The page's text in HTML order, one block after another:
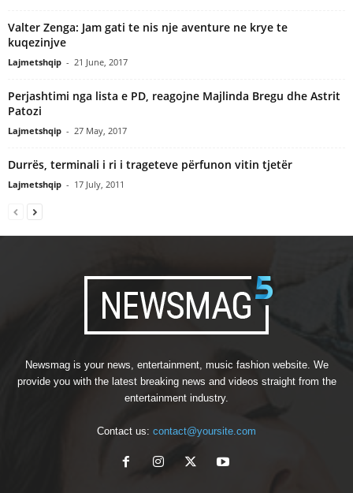
Valter Zenga: Jam gati te nis nje aventure ne krye te
kuqezinjve
Lajmetshqip - 21 June, 2017
Perjashtimi nga lista e PD, reagojne Majlinda Bregu dhe Astrit
Patozi
Lajmetshqip - 27 May, 2017
Durrës, terminali i ri i trageteve përfunon vitin tjetër
Lajmetshqip - 17 July, 2011
Newsmag is your news, entertainment, music fashion website. We
provide you with the latest breaking news and videos straight from the
entertainment industry.
Contact us: contact@yoursite.com